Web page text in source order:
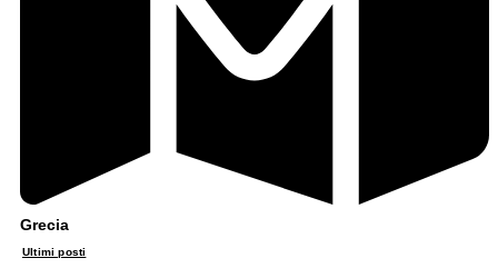
Grecia
Ultimi posti